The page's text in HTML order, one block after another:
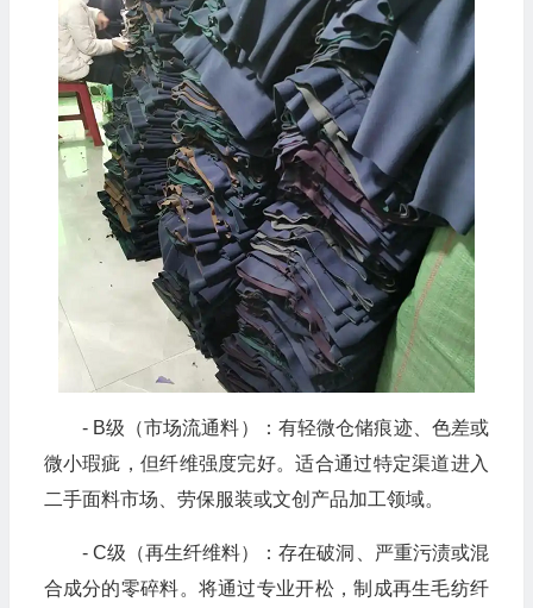
- B级（市场流通料）：有轻微仓储痕迹、色差或
微小瑕疵，但纤维强度完好。适合通过特定渠道进入
二手面料市场、劳保服装或文创产品加工领域。
- C级（再生纤维料）：存在破洞、严重污渍或混
合成分的零碎料。将通过专业开松，制成再生毛纺纤